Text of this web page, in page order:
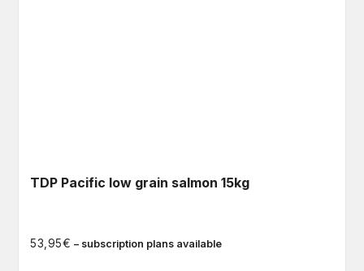
TDP Pacific low grain salmon 15kg
53,95€ – subscription plans available